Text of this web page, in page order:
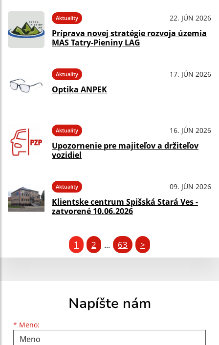
Aktuality 22. JÚN 2026
Príprava novej stratégie rozvoja územia
MAS Tatry-Pieniny LAG
Aktuality 17. JÚN 2026
Optika ANPEK
Aktuality 16. JÚN 2026
Upozornenie pre majiteľov a držiteľov
vozidiel
Aktuality 09. JÚN 2026
Klientske centrum Spišská Stará Ves -
zatvorené 10.06.2026
1 2 ... 63 >
Napíšte nám
* Meno:
Meno
Priezvisko
E-mailová adresa